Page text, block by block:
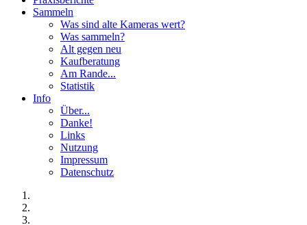
Sammeln
Was sind alte Kameras wert?
Was sammeln?
Alt gegen neu
Kaufberatung
Am Rande...
Statistik
Info
Über...
Danke!
Links
Nutzung
Impressum
Datenschutz